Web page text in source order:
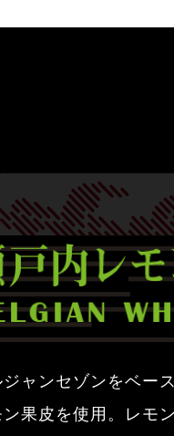
ャンセゾンをベー
ン果皮を使用。レモ